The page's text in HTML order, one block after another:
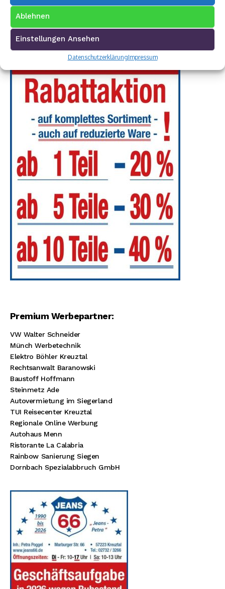
Ablehnen
Einstellungen Ansehen
DatenschutzerklärungImpressum
Premium Werbepartner:
VW Walter Schneider
Münch Werbetechnik
Elektro Böhler Kreuztal
Rechtsanwalt Baranowski
Baustoff Hoffmann
Steinmetz Ade
Autovermietung im Siegerland
TUI Reisecenter Kreuztal
Regionale Online Werbung
Autohaus Menn
Ristorante La Calabria
Rainbow Sanierung Siegen
Dornbach Spezialabbruch GmbH